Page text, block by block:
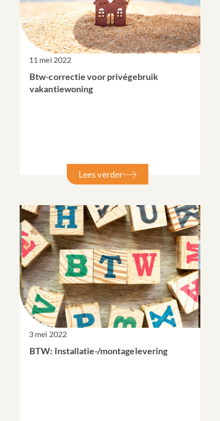
11 mei 2022
Btw-correctie voor privégebruik
vakantiewoning
Lees verder
3 mei 2022
BTW: Installatie-/montagelevering